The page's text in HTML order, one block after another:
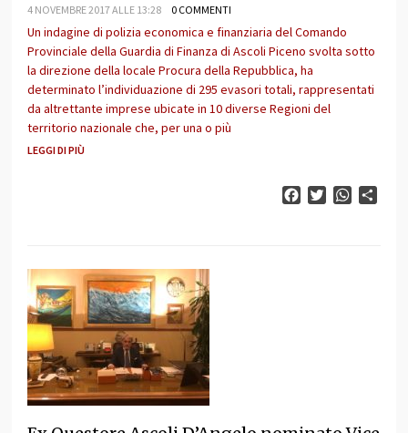
4 NOVEMBRE 2017 ALLE 13:28 0 COMMENTI
Un indagine di polizia economica e finanziaria del Comando
Provinciale della Guardia di Finanza di Ascoli Piceno svolta sotto
la direzione della locale Procura della Repubblica, ha
determinato l’individuazione di 295 evasori totali, rappresentati
da altrettante imprese ubicate in 10 diverse Regioni del
territorio nazionale che, per una o più
LEGGI DI PIÙ
FacebookTwitter